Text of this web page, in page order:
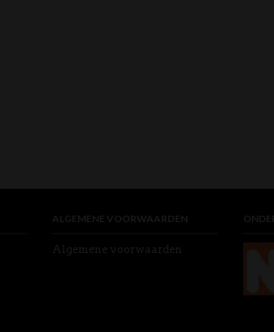
ALGEMENE VOORWAARDEN
Algemene voorwaarden